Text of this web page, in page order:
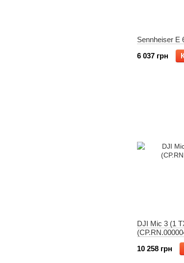
Sennheiser E
6 037 грн
DJI Mic 3 (1
10 258 грн